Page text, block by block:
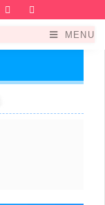
Facebook
MENU